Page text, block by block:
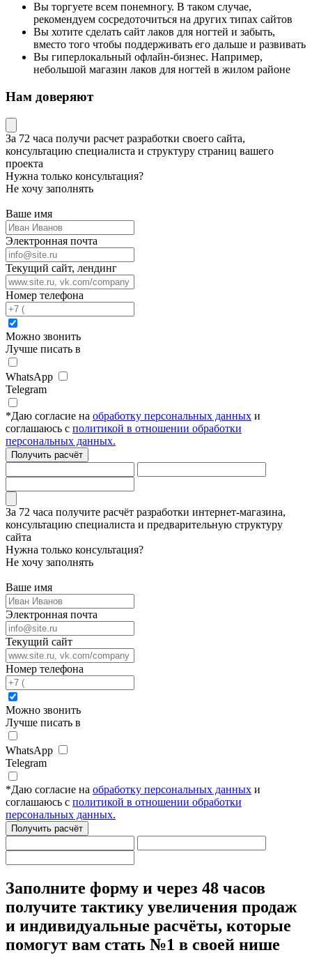
Вы торгуете всем понемногу. В таком случае,
рекомендуем сосредоточиться на других типах сайтов
Вы хотите сделать сайт лаков для ногтей и забыть,
вместо того чтобы поддерживать его дальше и развивать
Вы гиперлокальный офлайн-бизнес. Например,
небольшой магазин лаков для ногтей в жилом районе
Нам доверяют
За 72 часа получи расчет разработки своего сайта,
консультацию специалиста и структуру страниц вашего
проекта
Нужна только консультация?
Не хочу заполнять
Ваше имя
Электронная почта
Текущий сайт, лендинг
Номер телефона
Можно звонить
Лучше писать в
WhatsApp
Telegram
*Даю согласие на обработку персональных данных и
соглашаюсь с политикой в отношении обработки
персональных данных.
Получить расчёт
За 72 часа получите расчёт разработки интернет-магазина,
консультацию специалиста и предварительную структуру
сайта
Нужна только консультация?
Не хочу заполнять
Ваше имя
Электронная почта
Текущий сайт
Номер телефона
Можно звонить
Лучше писать в
WhatsApp
Telegram
*Даю согласие на обработку персональных данных и
соглашаюсь с политикой в отношении обработки
персональных данных.
Получить расчёт
Заполните форму и через 48 часов
получите тактику увеличения продаж
и индивидуальные расчёты, которые
помогут вам стать №1 в своей нише